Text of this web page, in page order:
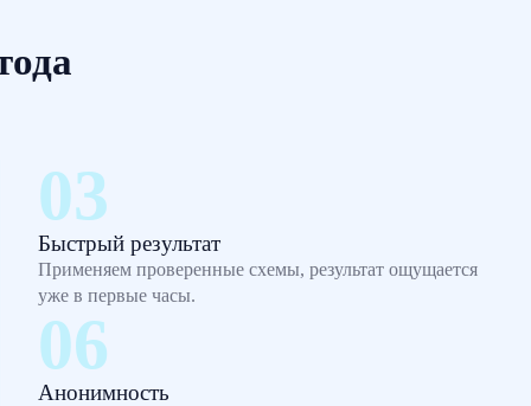
Быстрый результат
Применяем проверенные схемы, результат ощущается
уже в первые часы.
Анонимность